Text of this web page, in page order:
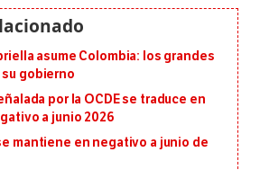
asume Colombia: los grandes
gobierno
por la OCDE se traduce en
a junio 2026
mantiene en negativo a junio de